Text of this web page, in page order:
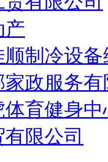
产
制冷设
政服务
育健身中
限公司